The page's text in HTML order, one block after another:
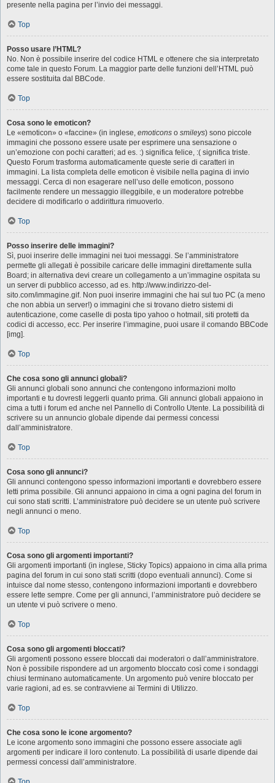
presente nella pagina per l’invio dei messaggi.
Top
Posso usare l’HTML?
No. Non è possibile inserire del codice HTML e ottenere che sia interpretato
come tale in questo Forum. La maggior parte delle funzioni dell’HTML può
essere sostituita dal BBCode.
Top
Cosa sono le emoticon?
Le «emoticon» o «faccine» (in inglese, emoticons o smileys) sono piccole
immagini che possono essere usate per esprimere una sensazione o
un’emozione con pochi caratteri; ad es. :) significa felice, :( significa triste.
Questo Forum trasforma automaticamente queste serie di caratteri in
immagini. La lista completa delle emoticon è visibile nella pagina di invio
messaggi. Cerca di non esagerare nell’uso delle emoticon, possono
facilmente rendere un messaggio illeggibile, e un moderatore potrebbe
decidere di modificarlo o addirittura rimuoverlo.
Top
Posso inserire delle immagini?
Sì, puoi inserire delle immagini nei tuoi messaggi. Se l’amministratore
permette gli allegati è possibile caricare delle immagini direttamente sulla
Board; in alternativa devi creare un collegamento a un’immagine ospitata su
un server di pubblico accesso, ad es. http://www.indirizzo-del-
sito.com/immagine.gif. Non puoi inserire immagini che hai sul tuo PC (a meno
che non abbia un server!) o immagini che si trovano dietro sistemi di
autenticazione, come caselle di posta tipo yahoo o hotmail, siti protetti da
codici di accesso, ecc. Per inserire l’immagine, puoi usare il comando BBCode
[img].
Top
Che cosa sono gli annunci globali?
Gli annunci globali sono annunci che contengono informazioni molto
importanti e tu dovresti leggerli quanto prima. Gli annunci globali appaiono in
cima a tutti i forum ed anche nel Pannello di Controllo Utente. La possibilità di
scrivere su un annuncio globale dipende dai permessi concessi
dall’amministratore.
Top
Cosa sono gli annunci?
Gli annunci contengono spesso informazioni importanti e dovrebbero essere
letti prima possibile. Gli annunci appaiono in cima a ogni pagina del forum in
cui sono stati scritti. L’amministratore può decidere se un utente può scrivere
negli annunci o meno.
Top
Cosa sono gli argomenti importanti?
Gli argomenti importanti (in inglese, Sticky Topics) appaiono in cima alla prima
pagina del forum in cui sono stati scritti (dopo eventuali annunci). Come si
intuisce dal nome stesso, contengono informazioni importanti e dovrebbero
essere lette sempre. Come per gli annunci, l’amministratore può decidere se
un utente vi può scrivere o meno.
Top
Cosa sono gli argomenti bloccati?
Gli argomenti possono essere bloccati dai moderatori o dall’amministratore.
Non è possibile rispondere ad un argomento bloccato così come i sondaggi
chiusi terminano automaticamente. Un argomento può venire bloccato per
varie ragioni, ad es. se contravviene ai Termini di Utilizzo.
Top
Che cosa sono le icone argomento?
Le icone argomento sono immagini che possono essere associate agli
argomenti per indicare il loro contenuto. La possibilità di usarle dipende dai
permessi concessi dall’amministratore.